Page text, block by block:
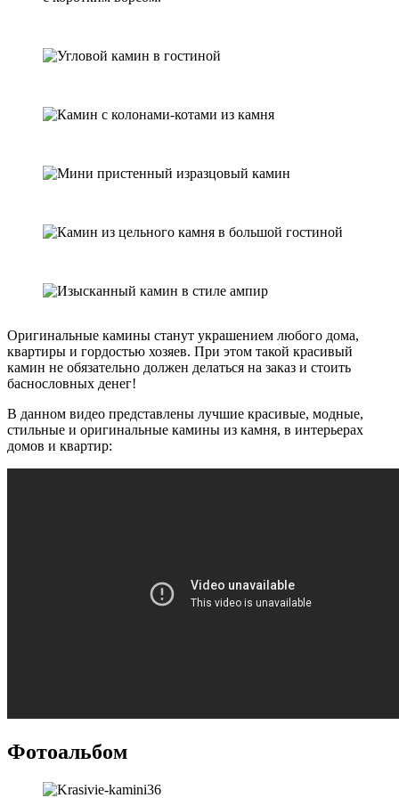
Оригинальные камины станут украшением любого дома,
квартиры и гордостью хозяев. При этом такой красивый
камин не обязательно должен делаться на заказ и стоить
баснословных денег!
В данном видео представлены лучшие красивые, модные,
стильные и оригинальные камины из камня, в интерьерах
домов и квартир:
Фотоальбом